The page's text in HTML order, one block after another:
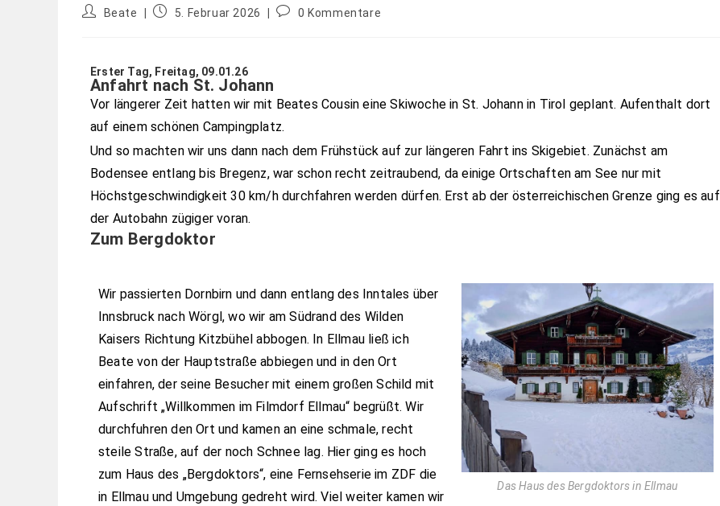
Beate 5. Februar 2026 0 Kommentare
Erster Tag, Freitag, 09.01.26
Anfahrt nach St. Johann
Vor längerer Zeit hatten wir mit Beates Cousin eine Skiwoche in St. Johann in Tirol geplant. Aufenthalt dort
auf einem schönen Campingplatz.
Und so machten wir uns dann nach dem Frühstück auf zur längeren Fahrt ins Skigebiet. Zunächst am
Bodensee entlang bis Bregenz, war schon recht zeitraubend, da einige Ortschaften am See nur mit
Höchstgeschwindigkeit 30 km/h durchfahren werden dürfen. Erst ab der österreichischen Grenze ging es auf
der Autobahn zügiger voran.
Zum Bergdoktor
Wir passierten Dornbirn und dann entlang des Inntales über
Innsbruck nach Wörgl, wo wir am Südrand des Wilden
Kaisers Richtung Kitzbühel abbogen. In Ellmau ließ ich
Beate von der Hauptstraße abbiegen und in den Ort
einfahren, der seine Besucher mit einem großen Schild mit
Aufschrift „Willkommen im Filmdorf Ellmau“ begrüßt. Wir
durchfuhren den Ort und kamen an eine schmale, recht
steile Straße, auf der noch Schnee lag. Hier ging es hoch
zum Haus des „Bergdoktors“, eine Fernsehserie im ZDF die
in Ellmau und Umgebung gedreht wird. Viel weiter kamen wir
Das Haus des Bergdoktors in Ellmau